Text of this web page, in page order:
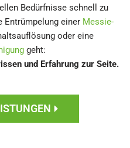
Bedürfnisse schnell zu
Entrümpelung einer Messie-
oder eine
geht:
und Erfahrung zur Seite.